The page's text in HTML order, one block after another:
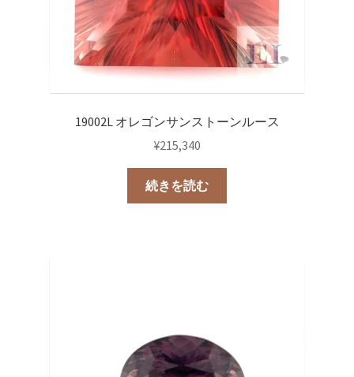
19002L オレゴンサンストーンルース
¥215,340
続きを読む